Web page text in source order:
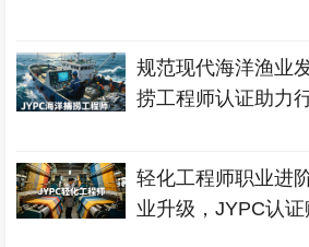
规范现代海洋渔业
捞工程师认证助力
轻化工程师职业进
业升级，JYPC认